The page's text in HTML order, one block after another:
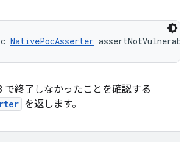
NativePocAsserter
で終了しなかったことを確認する
を返します。